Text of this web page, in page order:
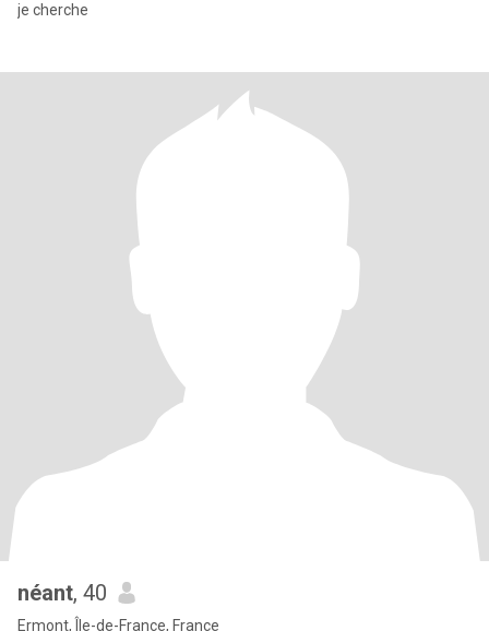
je cherche
néant, 40
Ermont, Île-de-France, France